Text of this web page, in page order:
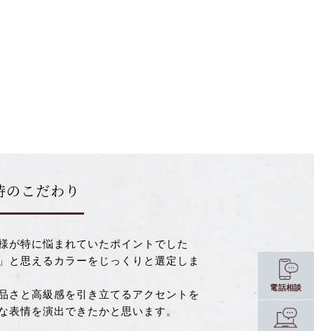
のこだわり
が特に悩まれていたポイントでした
と思えるカラーをじっくりと選定しま
さと高級感を引き立てるアクセントを
表情を演出できたかと思います。
電話相談